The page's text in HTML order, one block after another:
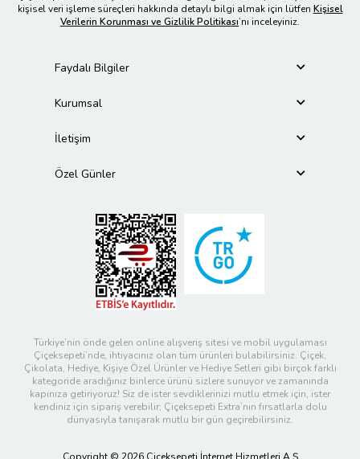
kişisel veri işleme süreçleri hakkında detaylı bilgi almak için lütfen Kişisel
Verilerin Korunması ve Gizlilik Politikası’nı inceleyiniz.
Faydalı Bilgiler
Kurumsal
İletişim
Özel Günler
Türkiye’nin önde gelen online alışveriş sitesi ve mobil uygulaması
Çiçeksepeti’nde, ihtiyacınız olan tüm ürünleri bulabilirsiniz. Çiçek,
Çikolata, Hediye, Kişiye Özel Ürünler ve Hediye Setleri gibi birçok farklı
kategoride aradığınız binlerce ürünü sizlere sunuyor ve zamanında
kapınıza getiriyoruz! Siz de ister sevdiklerinizi mutlu etmek için, ister
kendiniz için sipariş verebilir; Çiçeksepeti Extra’nın fırsatlarla dolu
dünyasıyla tanışarak mutlu bir gün geçirebilirsiniz.
Copyright © 2026 Çiçeksepeti İnternet Hizmetleri A.Ş